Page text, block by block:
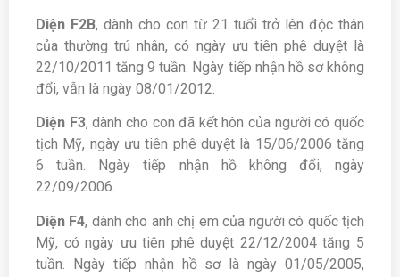
Diện F2B, dành cho con từ 21 tuổi trở lên độc thân
của thường trú nhân, có ngày ưu tiên phê duyệt là
22/10/2011 tăng 9 tuần. Ngày tiếp nhận hồ sơ không
đổi, vẫn là ngày 08/01/2012.
Diện F3, dành cho con đã kết hôn của người có quốc
tịch Mỹ, ngày ưu tiên phê duyệt là 15/06/2006 tăng
6 tuần. Ngày tiếp nhận hồ không đổi, ngày
22/09/2006.
Diện F4, dành cho anh chị em của người có quốc tịch
Mỹ, có ngày ưu tiên phê duyệt 22/12/2004 tăng 5
tuần. Ngày tiếp nhận hồ sơ là ngày 01/05/2005,